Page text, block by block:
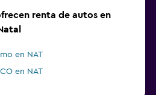
renta de autos en
en NAT
en NAT